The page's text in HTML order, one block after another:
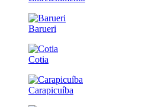
Barueri
Cotia
Carapicuíba